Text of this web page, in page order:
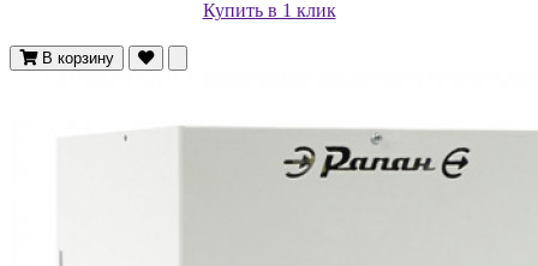
Купить в 1 клик
В корзину